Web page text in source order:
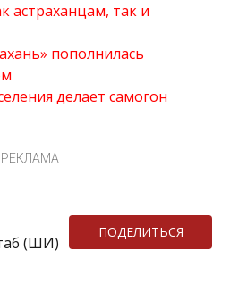
астраханцам, так и
пополнилась
делает самогон
РЕКЛАМА
(ШИ)
ПОДЕЛИТЬСЯ